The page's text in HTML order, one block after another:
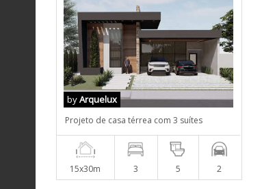
byArquelux
Projeto de casa térrea com 3 suítes
15x30m 3 5 2